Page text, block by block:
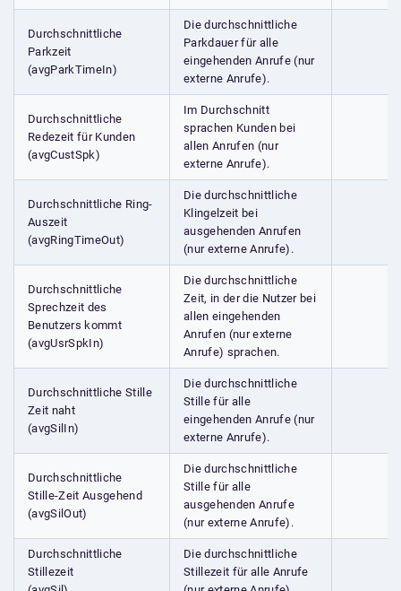
Durchschnittliche
Parkzeit
(avgParkTimeIn)
Die durchschnittliche
Parkdauer für alle
eingehenden Anrufe (nur
externe Anrufe).
Durchschnittliche
Redezeit für Kunden
(avgCustSpk)
Im Durchschnitt
sprachen Kunden bei
allen Anrufen (nur
externe Anrufe).
Durchschnittliche Ring-
Auszeit
(avgRingTimeOut)
Die durchschnittliche
Klingelzeit bei
ausgehenden Anrufen
(nur externe Anrufe).
Durchschnittliche
Sprechzeit des
Benutzers kommt
(avgUsrSpkIn)
Die durchschnittliche
Zeit, in der die Nutzer bei
allen eingehenden
Anrufen (nur externe
Anrufe) sprachen.
Durchschnittliche Stille
Zeit naht
(avgSilIn)
Die durchschnittliche
Stille für alle
eingehenden Anrufe (nur
externe Anrufe).
Durchschnittliche
Stille-Zeit Ausgehend
(avgSilOut)
Die durchschnittliche
Stille für alle
ausgehenden Anrufe
(nur externe Anrufe).
Durchschnittliche
Stillezeit
Die durchschnittliche
Stillezeit für alle Anrufe